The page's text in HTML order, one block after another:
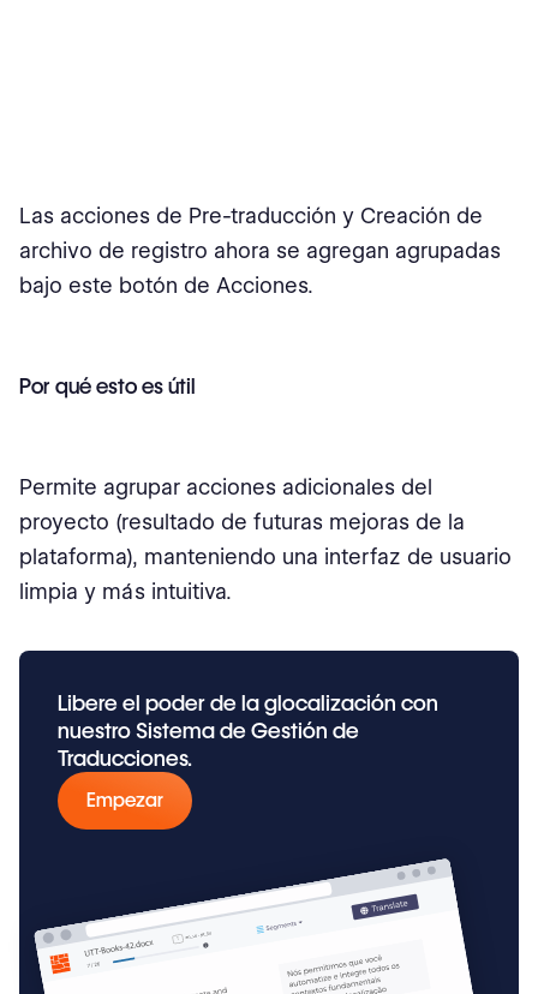
Las acciones de Pre-traducción y Creación de
archivo de registro ahora se agregan agrupadas
bajo este botón de Acciones.
Por qué esto es útil
Permite agrupar acciones adicionales del
proyecto (resultado de futuras mejoras de la
plataforma), manteniendo una interfaz de usuario
limpia y más intuitiva.
Libere el poder de la glocalización con
nuestro Sistema de Gestión de
Traducciones.
Empezar